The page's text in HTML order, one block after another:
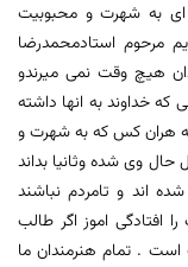
ای به شهرت و محبوبیت
مرحوم استادمحمدرضا
هیچ وقت نمی میرندو
خداوند به انها داشته
هران کس که به شهرت و
وی شده وثانیا بداند
اند و تامردم نباشند
افتادگی اموز اگر طالب
. تمام هنرمندان ما